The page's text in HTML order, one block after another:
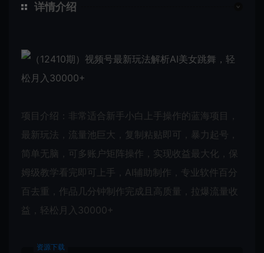
详情介绍
项目介绍：非常适合新手小白上手操作的蓝海项目，
最新玩法，流量池巨大，复制粘贴即可，暴力起号，
简单无脑，可多账户矩阵操作，实现收益最大化，保
姆级教学看完即可上手，AI辅助制作，专业软件百分
百去重，作品几分钟制作完成且高质量，拉爆流量收
益，轻松月入30000+
资源下载